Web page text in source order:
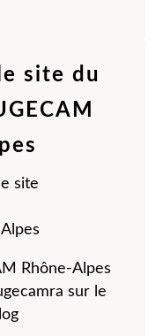
site du
Rhône-Alpes
sur le